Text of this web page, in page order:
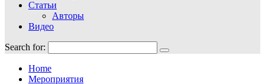
Статьи
Авторы
Видео
Search for:
Home
Мероприятия